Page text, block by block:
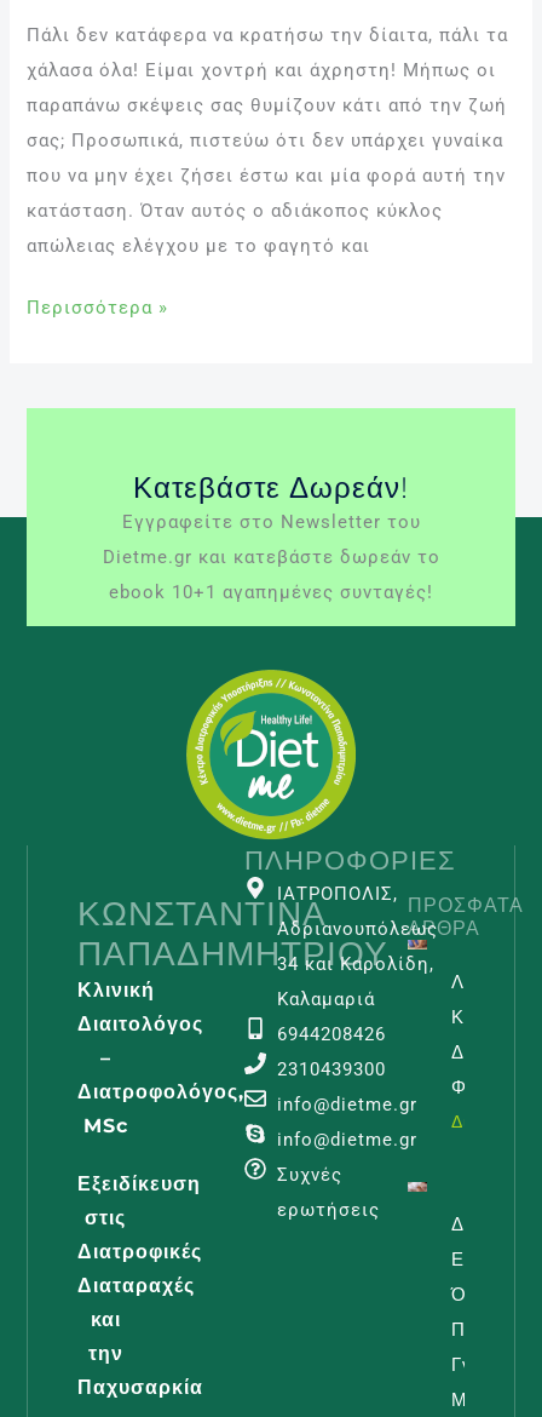
Πάλι δεν κατάφερα να κρατήσω την δίαιτα, πάλι τα
χάλασα όλα! Είμαι χοντρή και άχρηστη! Μήπως οι
παραπάνω σκέψεις σας θυμίζουν κάτι από την ζωή
σας; Προσωπικά, πιστεύω ότι δεν υπάρχει γυναίκα
που να μην έχει ζήσει έστω και μία φορά αυτή την
κατάσταση. Όταν αυτός ο αδιάκοπος κύκλος
απώλειας ελέγχου με το φαγητό και
Περισσότερα »
Κατεβάστε Δωρεάν!
Εγγραφείτε στο Newsletter του
Dietme.gr και κατεβάστε δωρεάν το
ebook 10+1 αγαπημένες συνταγές!
ΚΩΝΣΤΑΝΤΊΝΑ
ΠΑΠΑΔΗΜΗΤΡΊΟΥ
Κλινική
Διαιτολόγος
–
Διατροφολόγος,
MSc
Εξειδίκευση
στις
Διατροφικές
Διαταραχές
και
την
Παχυσαρκία
ΠΛΗΡΟΦΟΡΊΕΣ
ΙΑΤΡΟΠΟΛΙΣ,
Αδριανουπόλεως
34 και Καρολίδη,
Καλαμαριά
6944208426
2310439300
info@dietme.gr
info@dietme.gr
Συχνές
ερωτήσεις
ΠΡΌΣΦΑΤΑ
ΆΡΘΡΑ
Και
Φροντίδα
Διαβάστε
Διατροφή
Όλα Όσα
Πρέπει
Γνωρίζει